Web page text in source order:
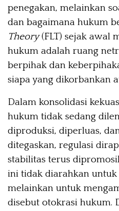
penegakan, melainkan
dan bagaimana hukum
Theory(FLT) sejak awal
hukum adalah ruang
berpihak dan
siapa yang dikorbankan
Dalam konsolidasi
hukum tidak sedang
diproduksi, diperluas,
ditegaskan, regulasi
stabilitas terus
ini tidak diarahkan untuk
melainkan untuk
disebut otokrasi hukum.